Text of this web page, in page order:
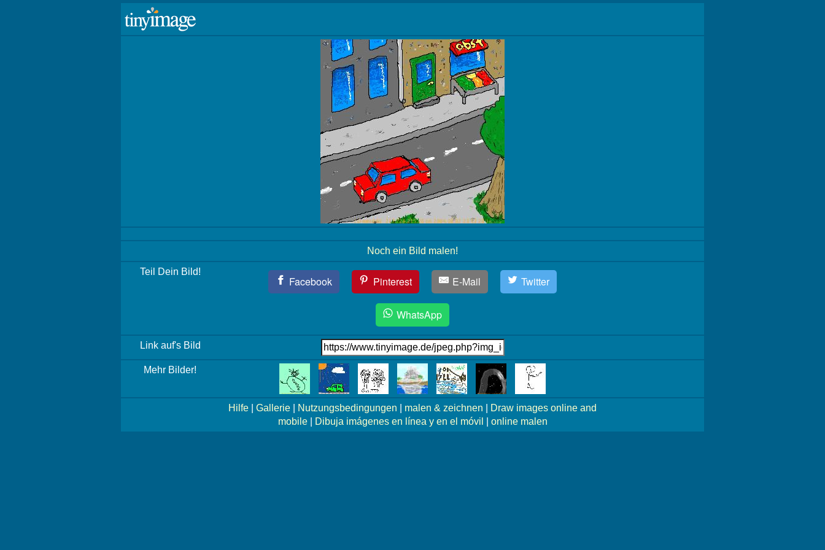
Noch ein Bild malen!
Teil Dein Bild!
Facebook Pinterest E-Mail Twitter
WhatsApp
Link auf's Bild
Mehr Bilder!
Hilfe Gallerie Nutzungsbedingungen malen & zeichnen
Draw images online and
mobile| Dibuja imágenes en línea y en el móvil online malen